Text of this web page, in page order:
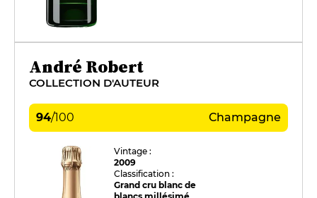
André Robert
COLLECTION D'AUTEUR
94/100 Champagne
Vintage :
2009
Classification :
Grand cru blanc de